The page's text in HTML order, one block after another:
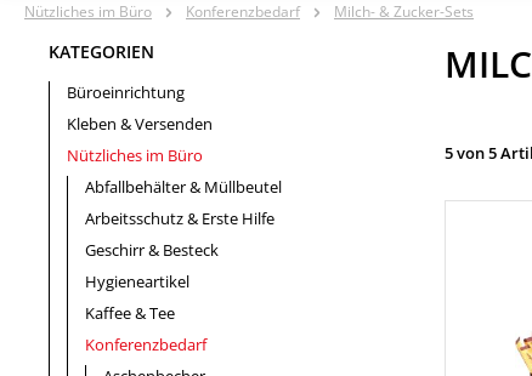
Nützliches im Büro Konferenzbedarf Milch- & Zucker-Sets
KATEGORIEN
Büroeinrichtung
Kleben & Versenden
Nützliches im Büro
Abfallbehälter & Müllbeutel
Arbeitsschutz & Erste Hilfe
Geschirr & Besteck
Hygieneartikel
Kaffee & Tee
Konferenzbedarf
5 von 5